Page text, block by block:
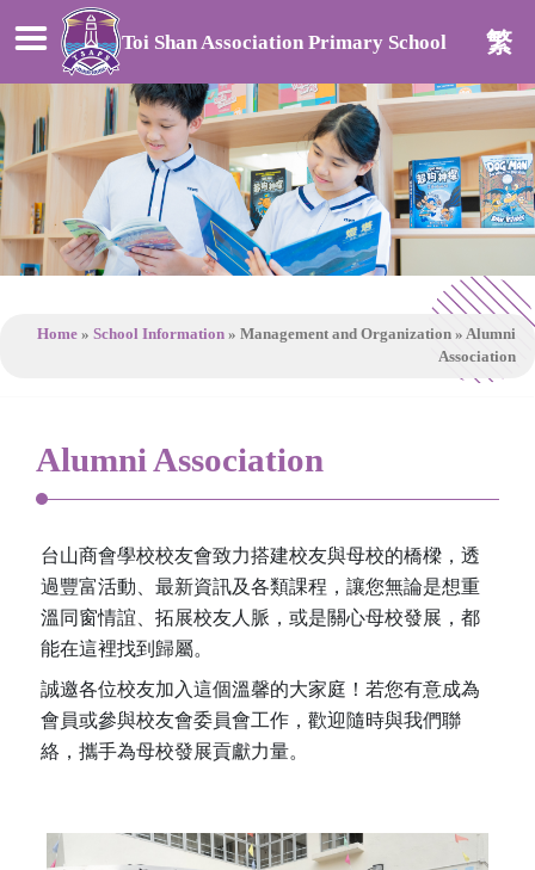
Toi Shan Association Primary School 繁
Home » School Information » Management and Organization » Alumni
Association
Alumni Association
台山商會學校校友會致力搭建校友與母校的橋樑，透
過豐富活動、最新資訊及各類課程，讓您無論是想重
溫同窗情誼、拓展校友人脈，或是關心母校發展，都
能在這裡找到歸屬。
誠邀各位校友加入這個溫馨的大家庭！若您有意成為
會員或參與校友會委員會工作，歡迎隨時與我們聯
絡，攜手為母校發展貢獻力量。